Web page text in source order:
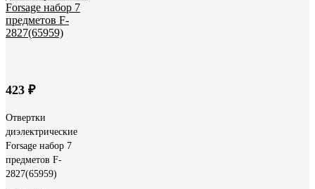
423 ₽
Отвертки
диэлектрические
Forsage набор 7
предметов F-
2827(65959)